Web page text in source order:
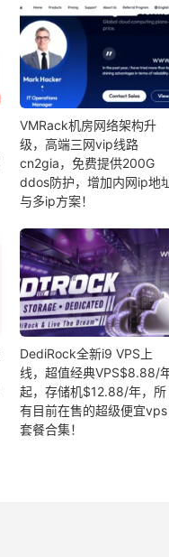
VMRack机房网络架构升
级，高端三网vip线路
cn2gia，免费提供200G
ddos防护，增加内网ip地
与多ip方案！
DediRock全新i9 VPS上
线，超值经典VPS$8.88/
起，存储机$12.88/年，所
有目前在售的超级便宜vps
套餐合集！